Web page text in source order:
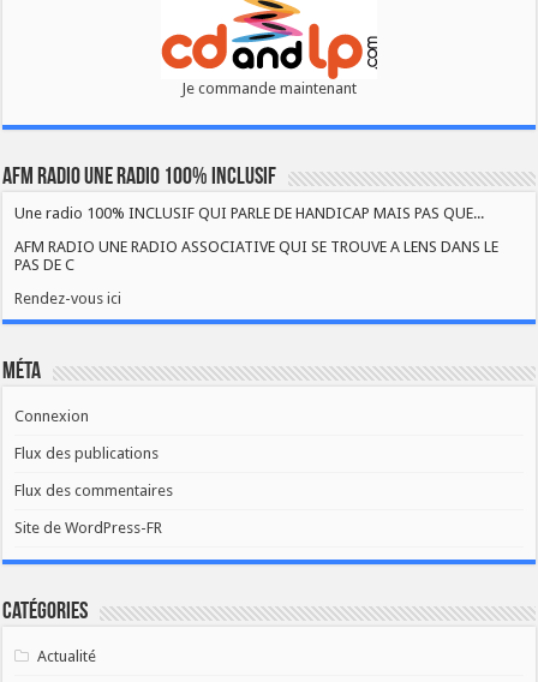
Je commande maintenant
AFM RADIO UNE RADIO 100% INCLUSIF
Une radio 100% INCLUSIF QUI PARLE DE HANDICAP MAIS PAS QUE...
AFM RADIO UNE RADIO ASSOCIATIVE QUI SE TROUVE A LENS DANS LE
PAS DE C
Rendez-vous ici
Méta
Connexion
Flux des publications
Flux des commentaires
Site de WordPress-FR
Catégories
Actualité